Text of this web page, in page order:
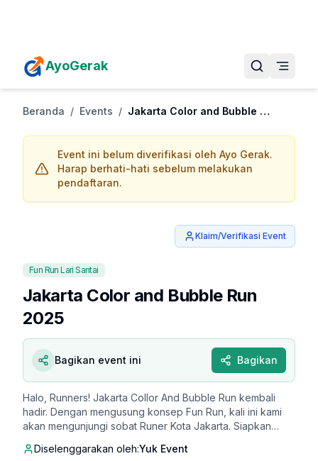
AyoGerak
Beranda / Events / Jakarta Color and Bubble Run 2025
Event ini belum diverifikasi oleh Ayo Gerak.
Harap berhati-hati sebelum melakukan
pendaftaran.
Klaim/Verifikasi Event
Fun Run Lari Santai
Jakarta Color and Bubble Run
2025
Bagikan event ini Bagikan
Halo, Runners! Jakarta Collor And Bubble Run kembali
hadir. Dengan mengusung konsep Fun Run, kali ini kami
akan mengunjungi sobat Runer Kota Jakarta. Siapkan
hari minggu 27 Juli 2025 di Taman Mini Indonesia Indah
Diselenggarakan oleh:Yuk Event